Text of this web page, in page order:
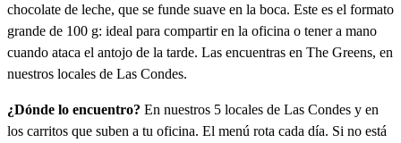
chocolate de leche, que se funde suave en la boca. Este es el formato
grande de 100 g: ideal para compartir en la oficina o tener a mano
cuando ataca el antojo de la tarde. Las encuentras en The Greens, en
nuestros locales de Las Condes.
¿Dónde lo encuentro? En nuestros 5 locales de Las Condes y en
los carritos que suben a tu oficina. El menú rota cada día. Si no está